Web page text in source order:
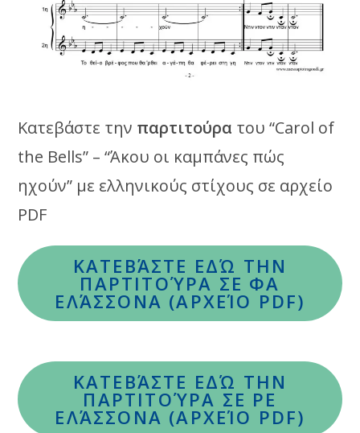
Κατεβάστε την παρτιτούρα του “Carol of
the Bells” – “Άκου οι καμπάνες πώς
ηχούν” με ελληνικούς στίχους σε αρχείο
PDF
ΚΑΤΕΒΆΣΤΕ ΕΔΏ ΤΗΝ
ΠΑΡΤΙΤΟΎΡΑ ΣΕ ΦΑ
ΕΛΆΣΣΟΝΑ (ΑΡΧΕΊΟ PDF)
ΚΑΤΕΒΆΣΤΕ ΕΔΏ ΤΗΝ
ΠΑΡΤΙΤΟΎΡΑ ΣΕ ΡΕ
ΕΛΆΣΣΟΝΑ (ΑΡΧΕΊΟ PDF)